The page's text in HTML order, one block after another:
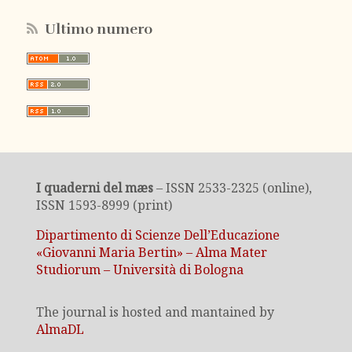
Ultimo numero
I quaderni del mæs– ISSN 2533-2325 (online),
ISSN 1593-8999 (print)
Dipartimento di Scienze Dell’Educazione
«Giovanni Maria Bertin» – Alma Mater
Studiorum – Università di Bologna
The journal is hosted and mantained by
AlmaDL